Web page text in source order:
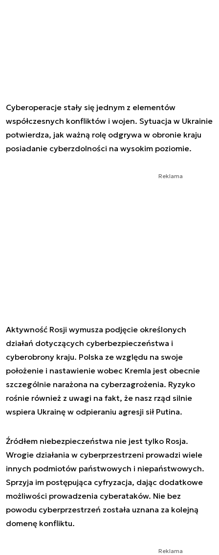
Cyberoperacje stały się jednym z elementów
współczesnych konfliktów i wojen. Sytuacja w Ukrainie
potwierdza, jak ważną rolę odgrywa w obronie kraju
posiadanie cyberzdolności na wysokim poziomie.
Reklama
Aktywność Rosji wymusza podjęcie określonych
działań dotyczących cyberbezpieczeństwa i
cyberobrony kraju. Polska ze względu na swoje
położenie i nastawienie wobec Kremla jest obecnie
szczególnie narażona na cyberzagrożenia. Ryzyko
rośnie również z uwagi na fakt, że nasz rząd silnie
wspiera Ukrainę w odpieraniu agresji sił Putina.
Źródłem niebezpieczeństwa nie jest tylko Rosja.
Wrogie działania w cyberprzestrzeni prowadzi wiele
innych podmiotów państwowych i niepaństwowych.
Sprzyja im postępująca cyfryzacja, dając dodatkowe
możliwości prowadzenia cyberataków. Nie bez
powodu cyberprzestrzeń została uznana za kolejną
domenę konfliktu.
Reklama